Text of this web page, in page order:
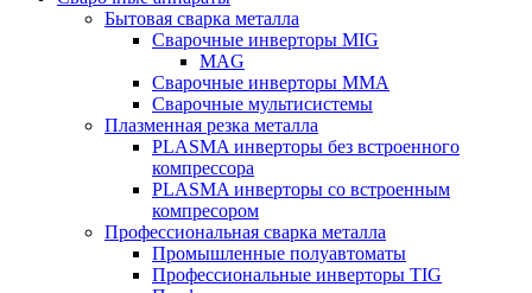
Бытовая сварка металла
Сварочные инверторы MIG
MAG
Сварочные инверторы ММА
Сварочные мультисистемы
Плазменная резка металла
PLASMA инверторы без встроенного
компрессора
PLASMA инверторы со встроенным
компресором
Профессиональная сварка металла
Промышленные полуавтоматы
Профессиональные инверторы TIG